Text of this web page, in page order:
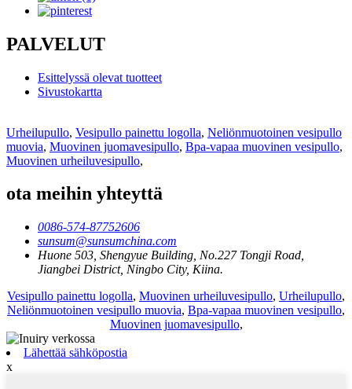
PALVELUT
Esittelyssä olevat tuotteet
Sivustokartta
Urheilupullo, Vesipullo painettu logolla, Neliönmuotoinen vesipullo
muovia, Muovinen juomavesipullo, Bpa-vapaa muovinen vesipullo,
Muovinen urheiluvesipullo,
ota meihin yhteyttä
0086-574-87752606
sunsum@sunsumchina.com
Huone 503, Shengyue Building, No.227 Tongji Road,
Jiangbei District, Ningbo City, Kiina.
Vesipullo painettu logolla, Muovinen urheiluvesipullo, Urheilupullo,
Neliönmuotoinen vesipullo muovia, Bpa-vapaa muovinen vesipullo,
Muovinen juomavesipullo,
Lähettää sähköpostia
x